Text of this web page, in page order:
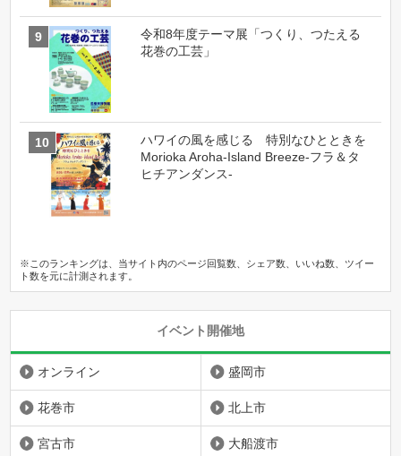
令和8年度テーマ展「つくり、つたえる
花巻の工芸」
ハワイの風を感じる 特別なひとときを
Morioka Aroha-Island Breeze-フラ＆タ
ヒチアンダンス-
※このランキングは、当サイト内のページ回覧数、シェア数、いいね数、ツイー
ト数を元に計測されます。
イベント開催地
オンライン 盛岡市
花巻市 北上市
宮古市 大船渡市